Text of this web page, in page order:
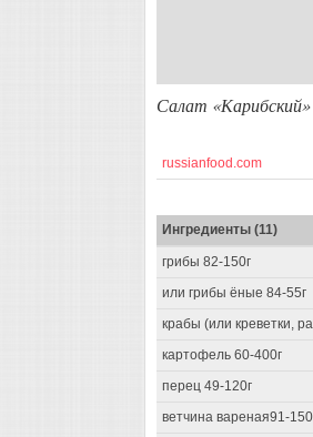
Салат «Карибский»
russianfood.com
Ингредиенты (11)
грибы 82-150г
или грибы ёные 84-55г
крабы (или креветки,
картофель 60-400г
перец 49-120г
ветчина вареная91-